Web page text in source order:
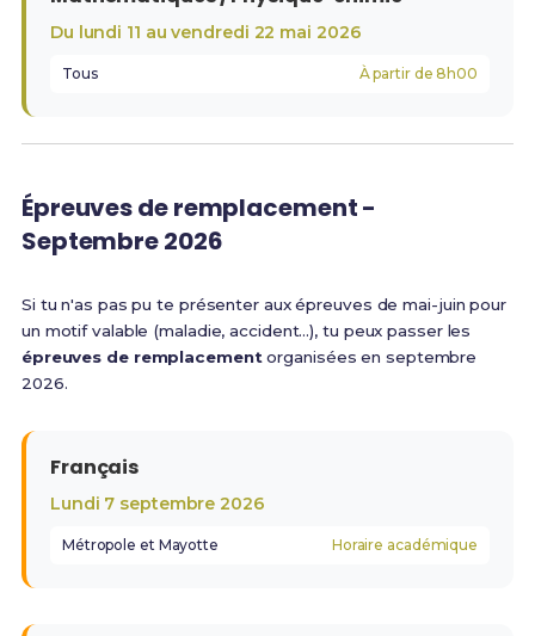
Du lundi 11 au vendredi 22 mai 2026
Tous À partir de 8h00
Épreuves de remplacement -
Septembre 2026
Si tu n'as pas pu te présenter aux épreuves de mai-juin pour
un motif valable (maladie, accident…), tu peux passer les
épreuves de remplacement organisées en septembre
2026.
Français
Lundi 7 septembre 2026
Métropole et Mayotte Horaire académique